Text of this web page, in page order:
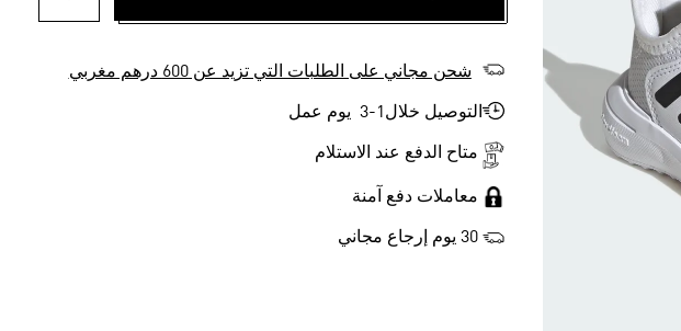
شحن مجاني على الطلبات التي تزيد عن 600 درهم مغربي
التوصيل خلال1-3 يوم عمل
متاح الدفع عند الاستلام
معاملات دفع آمنة
30 يوم إرجاع مجاني